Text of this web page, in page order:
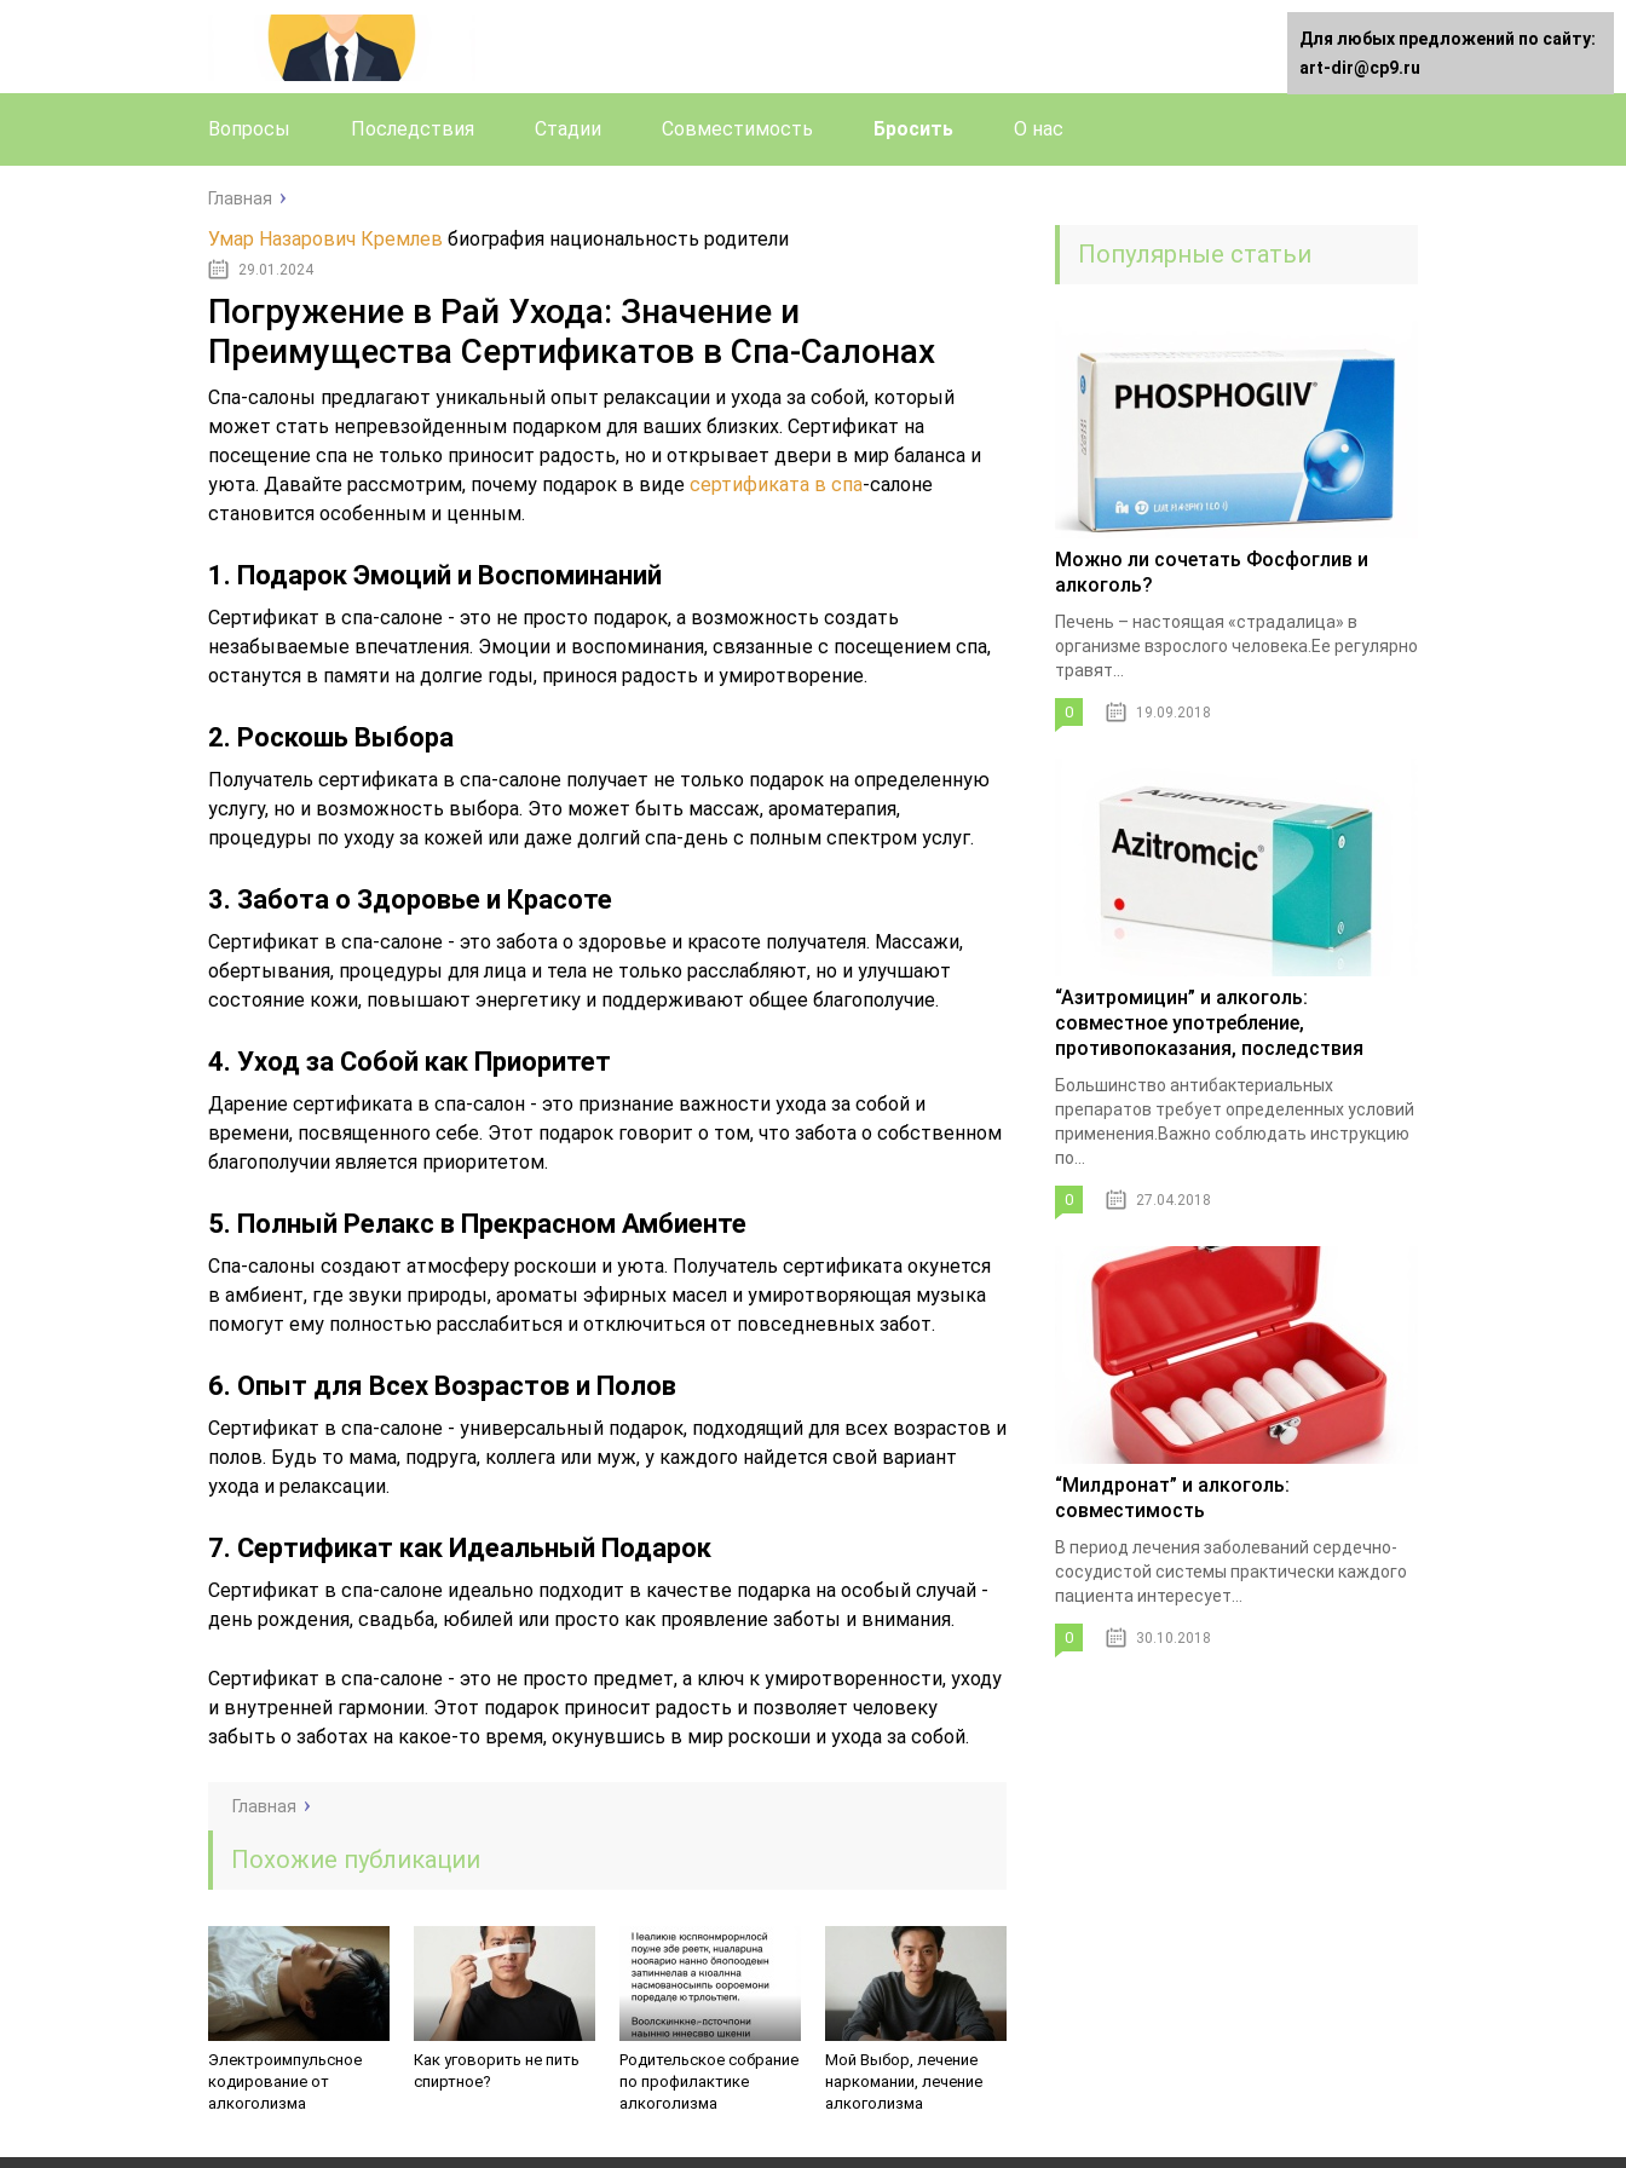
Вопросы Последствия Стадии Совместимость Бросить О нас
Главная
Умар Назарович Кремлев биография национальность родители
29.01.2024
Погружение в Рай Ухода: Значение и
Преимущества Сертификатов в Спа-Салонах
Спа-салоны предлагают уникальный опыт релаксации и ухода за собой, который
может стать непревзойденным подарком для ваших близких. Сертификат на
посещение спа не только приносит радость, но и открывает двери в мир баланса и
уюта. Давайте рассмотрим, почему подарок в виде сертификата в спа-салоне
становится особенным и ценным.
1. Подарок Эмоций и Воспоминаний
Сертификат в спа-салоне - это не просто подарок, а возможность создать
незабываемые впечатления. Эмоции и воспоминания, связанные с посещением спа,
останутся в памяти на долгие годы, принося радость и умиротворение.
2. Роскошь Выбора
Получатель сертификата в спа-салоне получает не только подарок на определенную
услугу, но и возможность выбора. Это может быть массаж, ароматерапия,
процедуры по уходу за кожей или даже долгий спа-день с полным спектром услуг.
3. Забота о Здоровье и Красоте
Сертификат в спа-салоне - это забота о здоровье и красоте получателя. Массажи,
обертывания, процедуры для лица и тела не только расслабляют, но и улучшают
состояние кожи, повышают энергетику и поддерживают общее благополучие.
4. Уход за Собой как Приоритет
Дарение сертификата в спа-салон - это признание важности ухода за собой и
времени, посвященного себе. Этот подарок говорит о том, что забота о собственном
благополучии является приоритетом.
5. Полный Релакс в Прекрасном Амбиенте
Спа-салоны создают атмосферу роскоши и уюта. Получатель сертификата окунется
в амбиент, где звуки природы, ароматы эфирных масел и умиротворяющая музыка
помогут ему полностью расслабиться и отключиться от повседневных забот.
6. Опыт для Всех Возрастов и Полов
Сертификат в спа-салоне - универсальный подарок, подходящий для всех возрастов и
полов. Будь то мама, подруга, коллега или муж, у каждого найдется свой вариант
ухода и релаксации.
7. Сертификат как Идеальный Подарок
Сертификат в спа-салоне идеально подходит в качестве подарка на особый случай -
день рождения, свадьба, юбилей или просто как проявление заботы и внимания.
Сертификат в спа-салоне - это не просто предмет, а ключ к умиротворенности, уходу
и внутренней гармонии. Этот подарок приносит радость и позволяет человеку
забыть о заботах на какое-то время, окунувшись в мир роскоши и ухода за собой.
Главная
Похожие публикации
Электроимпульсное
кодирование от
алкоголизма
Как уговорить не пить
спиртное?
Родительское собрание
по профилактике
алкоголизма
Мой Выбор, лечение
наркомании, лечение
алкоголизма
Популярные статьи
Можно ли сочетать Фосфоглив и
алкоголь?
Печень – настоящая «страдалица» в
организме взрослого человека.Ее регулярно
травят...
0 19.09.2018
“Азитромицин” и алкоголь:
совместное употребление,
противопоказания, последствия
Большинство антибактериальных
препаратов требует определенных условий
применения.Важно соблюдать инструкцию
по...
0 27.04.2018
“Милдронат” и алкоголь:
совместимость
В период лечения заболеваний сердечно-
сосудистой системы практически каждого
пациента интересует...
0 30.10.2018
Для любых предложений по сайту:
art-dir@cp9.ru